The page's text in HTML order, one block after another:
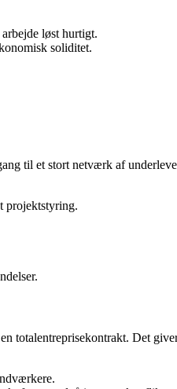
løst hurtigt.
soliditet.
til et stort netværk af
projektstyring.
totalentreprisekontrakt. Det